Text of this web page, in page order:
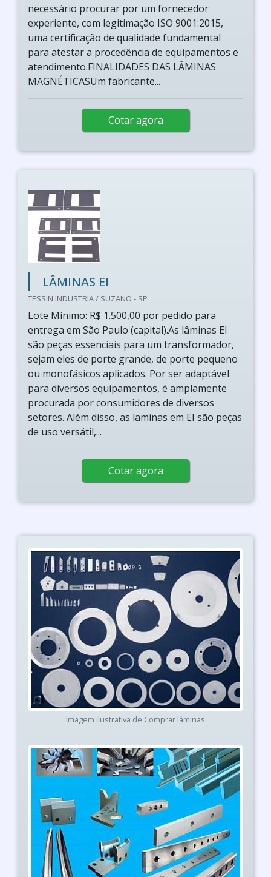
necessário procurar por um fornecedor
experiente, com legitimação ISO 9001:2015,
uma certificação de qualidade fundamental
para atestar a procedência de equipamentos e
atendimento.FINALIDADES DAS LÂMINAS
MAGNÉTICASUm fabricante...
Cotar agora
LÂMINAS EI
TESSIN INDUSTRIA / SUZANO - SP
Lote Mínimo: R$ 1.500,00 por pedido para
entrega em São Paulo (capital).As lâminas EI
são peças essenciais para um transformador,
sejam eles de porte grande, de porte pequeno
ou monofásicos aplicados. Por ser adaptável
para diversos equipamentos, é amplamente
procurada por consumidores de diversos
setores. Além disso, as laminas em EI são peças
de uso versátil,...
Cotar agora
Imagem ilustrativa de Comprar lâminas